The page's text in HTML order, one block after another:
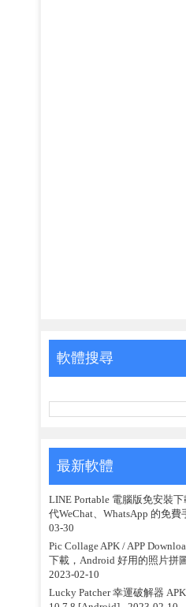
軟體搜尋
最新軟體
LINE Portable 電腦版免安裝
代WeChat、WhatsApp 的免
03-30
Pic Collage APK / APP
下載，Android 好用的照片拼
2023-02-10
Lucky Patcher 幸運破解器